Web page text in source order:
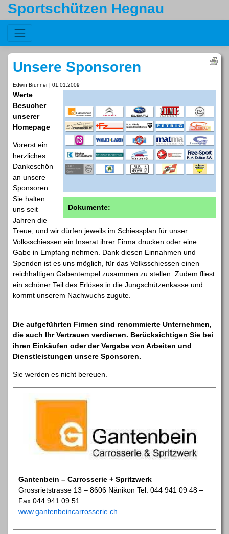
Sportschützen Hegnau
Unsere Sponsoren
Edwin Brunner | 01.01.2009
Dokumente:
Werte
Besucher
unserer
Homepage
Vorerst ein
herzliches
Dankeschön
an unsere
Sponsoren.
Sie halten
uns seit
Jahren die
Treue, und wir dürfen jeweils im Schiessplan für unser
Volksschiessen ein Inserat ihrer Firma drucken oder eine
Gabe in Empfang nehmen. Dank diesen Einnahmen und
Spenden ist es uns möglich, für das Volksschiessen einen
reichhaltigen Gabentempel zusammen zu stellen. Zudem fliest
ein schöner Teil des Erlöses in die Jungschützenkasse und
kommt unserem Nachwuchs zugute.
Die aufgeführten Firmen sind renommierte Unternehmen,
die auch Ihr Vertrauen verdienen. Berücksichtigen Sie bei
ihren Einkäufen oder der Vergabe von Arbeiten und
Dienstleistungen unsere Sponsoren.
Sie werden es nicht bereuen.
Gantenbein – Carrosserie + Spritzwerk
Grossrietstrasse 13 – 8606 Nänikon Tel. 044 941 09 48 –
Fax 044 941 09 51
www.gantenbeincarrosserie.ch